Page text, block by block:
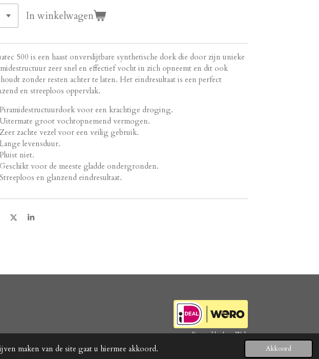
maken van de site gaat u hiermee akkoord. Akkoord
In winkelwagen
500 is een haast onverslijtbare synthetische doek die door zijn unieke
zeer snel en effectief vocht in zich opneemt en dit ook
zonder resten achter te laten. Het eindresultaat is een perfect
en streeploos oppervlak.
Piramidestructuurdoek voor een krachtige droging.
Uitermate groot vochtopnemend vermogen.
Zeer zachte vezel voor een veilig gebruik.
Lange levensduur.
Pluist niet.
Geschikt voor de meeste gladde ondergronden.
Streeploos en glanzend eindresultaat.
D
S
Powered byJouwWeb